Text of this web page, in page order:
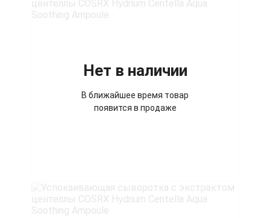
Нет в наличии
В ближайшее время товар
появится в продаже